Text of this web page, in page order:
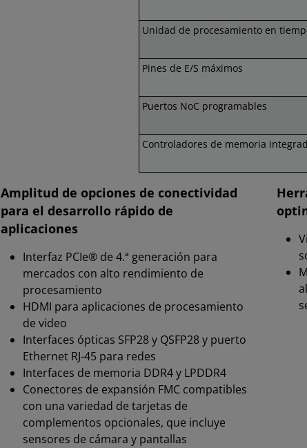
Unidad de procesamiento en
Pines de E/S máximos
Puertos NoC programables
Controladores de memoria
Amplitud de opciones de conectividad
para el desarrollo rápido de
aplicaciones
Interfaz PCIe® de 4.ª generación para
mercados con alto rendimiento de
procesamiento
HDMI para aplicaciones de procesamiento
de video
Interfaces ópticas SFP28 y QSFP28 y puerto
Ethernet RJ-45 para redes
Interfaces de memoria DDR4 y LPDDR4
Conectores de expansión FMC compatibles
con una variedad de tarjetas de
complementos opcionales, que incluye
sensores de cámara y pantallas